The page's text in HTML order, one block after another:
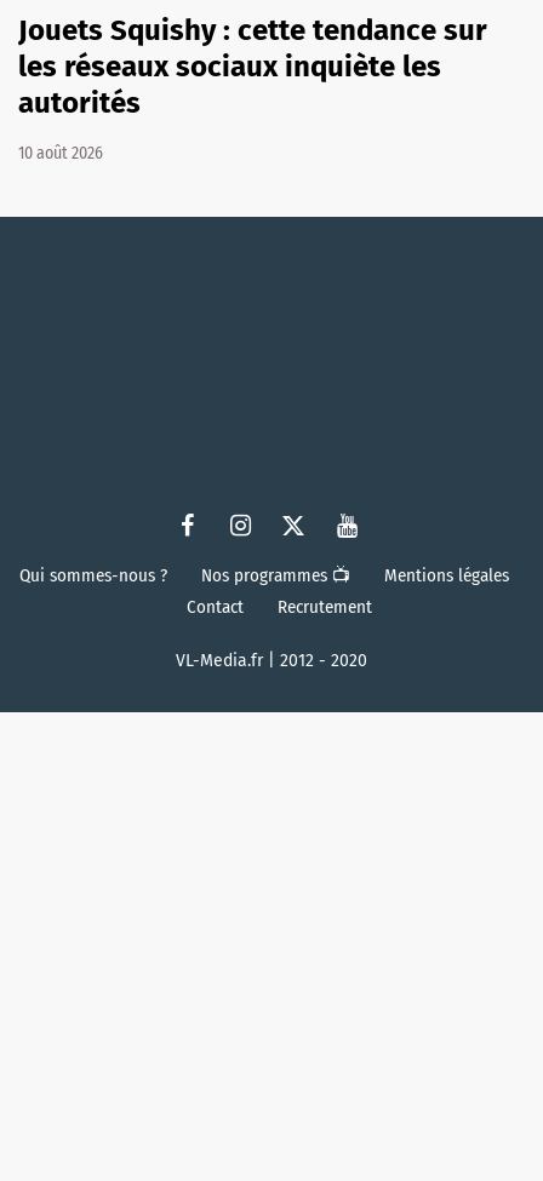
Jouets Squishy : cette tendance sur
les réseaux sociaux inquiète les
autorités
10 août 2026
Qui sommes-nous ? Nos programmes 📺
Mentions légales
Contact
Recrutement
VL-Media.fr | 2012 - 2020